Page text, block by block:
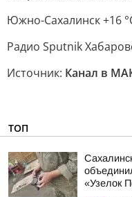
Южно-Сахалинск +16
Радио Sputnik
Источник: Канал в
ТОП
«Узелок